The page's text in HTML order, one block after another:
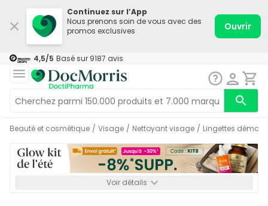
Continuez sur l’App
Nous prenons soin de vous avec des
promos exclusives
Ouvrir
4,5/5 Basé sur 9187 avis
Beauté et cosmétique / Visage / Nettoyant visage / Lingettes
Voir détails